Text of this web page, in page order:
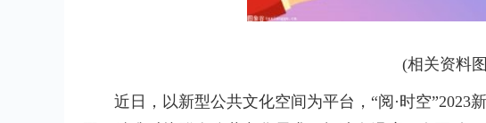
(相关资料
近日，以新型公共文化空间为平台，“阅·时空”2023